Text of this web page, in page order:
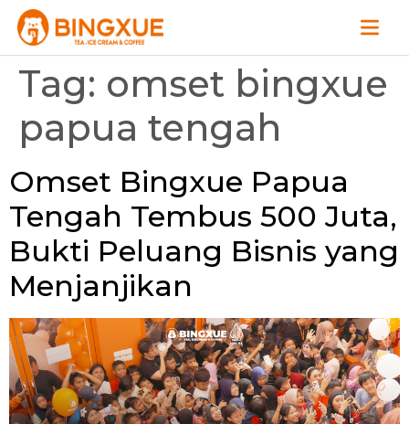
Tag: omset bingxue
papua tengah
Omset Bingxue Papua
Tengah Tembus 500 Juta,
Bukti Peluang Bisnis yang
Menjanjikan